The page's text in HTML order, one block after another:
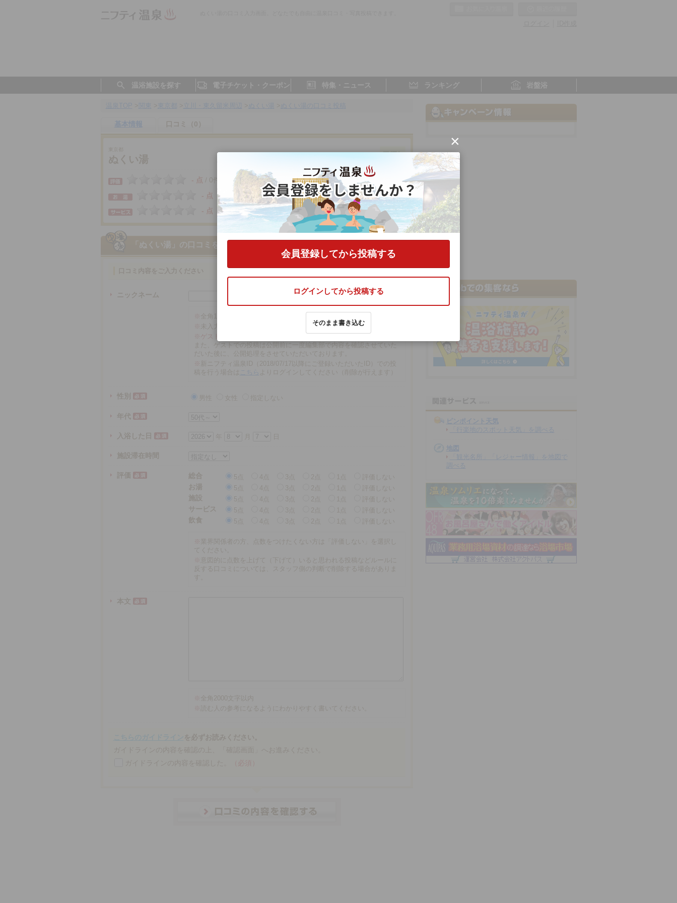
温浴施設を探す 電子チケット・クーポン 特集・ニュース ランキング 岩盤浴
基本情報 口コミ（0）
ぬくい湯
- 点 / 0件 東京都／立川・東久留米周辺
- 点
- 点
- 点
- 点
「ぬくい湯」 の口コミをする
ニックネーム
※ 全角16文字以内
※
※ゲストでの投稿は、再編集や削除ができませんので注意ください。
また、ゲストでの投稿は公開前に一度編集部で内容を確認させていた
だいた後に、公開処理をさせていただいております。
※ 新ニフティ温泉ID（2018/07/17以降にご登録いただいたID）での投
稿を行う場合は
こちら よりログインしてください（削除が行えます）
性別 男性 女性 指定しない
年代
入浴した日 年
施設滞在時間
評価 総合 5点 3点 2点 1点
評価しない
お湯
5点 3点 2点 1点
評価しない
施設
5点 3点 2点 1点
評価しない
サービス
5点 3点 2点 1点
評価しない
飲食
5点 3点 2点 1点 評価しない
※ 業界関係者の方、点数をつけたくない方は「評価しない」を選択し
てください。
※ 意図的に点数を上げて（下げて）いると思われる投稿などルールに
反する口コミについては、スタッフ側の判断で削除する場合がありま
本文
※ 全角2000文字以内
※ 読む人の参考になるようにわかりやすく書いてください。
（必須）
ピンポイント天気
「行楽地のスポット天気」を調べる
地図
「観光名所」「レジャー情報」を地図で
調べる
×
会員登録してから投稿する
ログインしてから投稿する
そのまま書き込む